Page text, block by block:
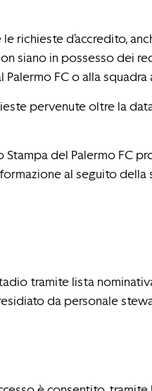
richieste d’accredito,
siano in possesso dei
FC o alla squadra
pervenute oltre la
del Palermo FC
al seguito della
tramite lista
da personale